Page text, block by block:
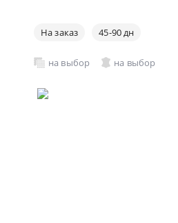
На заказ 45-90 дн
на выбор на выбор